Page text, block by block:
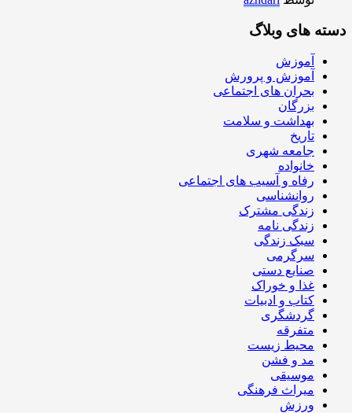
دسته های وبلاگ
آموزش
آموزش و پرورش
بحران های اجتماعی
بزرگان
بهداشت و سلامت
تاریخ
جامعه شهری
خانواده
رفاه و آسیب های اجتماعی
روانشناسی
زندگی مشترک
زندگی نامه
سبک زندگی
سرگرمی
صنایع دستی
غذا و خوراک
کتاب و ادبیات
گردشگری
متفرقه
محیط زیست
مد و فشن
موسیقی
میراث فرهنگی
ورزش